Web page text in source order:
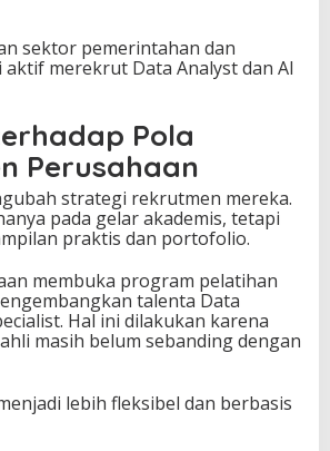
sektor pemerintahan dan
merekrut Data Analyst dan AI
Pola
Perusahaan
strategi rekrutmen mereka.
pada gelar akademis, tetapi
praktis dan portofolio.
membuka program pelatihan
talenta Data
Hal ini dilakukan karena
masih belum sebanding dengan
lebih fleksibel dan berbasis